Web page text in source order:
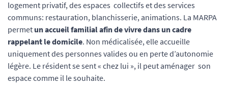
logement privatif, des espaces collectifs et des services
communs: restauration, blanchisserie, animations. La MARPA
permet un accueil familial afin de vivre dans un cadre
rappelant le domicile. Non médicalisée, elle accueille
uniquement des personnes valides ou en perte d’autonomie
légère. Le résident se sent « chez lui », il peut aménager son
espace comme il le souhaite.